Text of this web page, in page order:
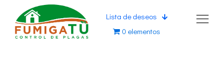
Lista de deseos
0 elementos